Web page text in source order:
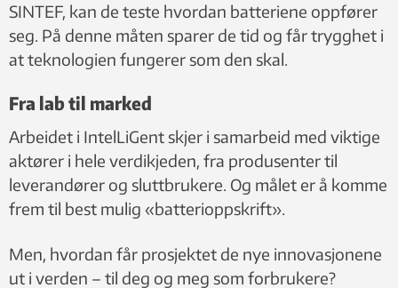
SINTEF, kan de teste hvordan batteriene oppfører
seg. På denne måten sparer de tid og får trygghet i
at teknologien fungerer som den skal.
Fra lab til marked
Arbeidet i IntelLiGent skjer i samarbeid med viktige
aktører i hele verdikjeden, fra produsenter til
leverandører og sluttbrukere. Og målet er å komme
frem til best mulig «batterioppskrift».
Men, hvordan får prosjektet de nye innovasjonene
ut i verden – til deg og meg som forbrukere?